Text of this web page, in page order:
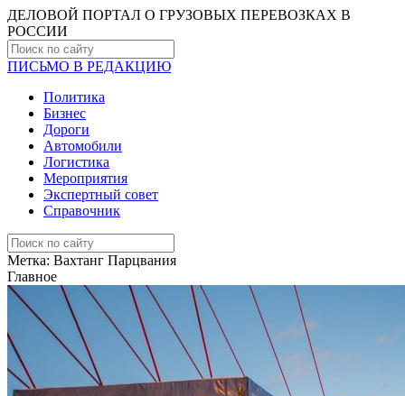
ДЕЛОВОЙ ПОРТАЛ О ГРУЗОВЫХ ПЕРЕВОЗКАХ В
РОCСИИ
ПИСЬМО В РЕДАКЦИЮ
Политика
Бизнес
Дороги
Автомобили
Логистика
Мероприятия
Экспертный совет
Справочник
Метка: Вахтанг Парцвания
Главное